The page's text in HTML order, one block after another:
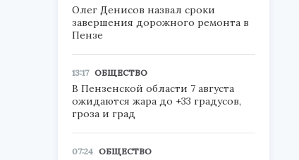
Олег Денисов назвал сроки
завершения дорожного ремонта в
Пензе
13:17 ОБЩЕСТВО
В Пензенской области 7 августа
ожидаются жара до +33 градусов,
гроза и град
07:24 ОБЩЕСТВО